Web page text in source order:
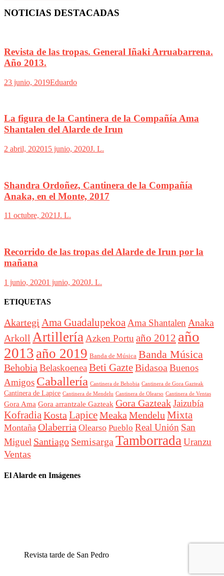
NOTICIAS DESTACADAS
Revista de las tropas. General Iñaki Arruabarrena.
Año 2013.
23 junio, 2019Eduardo
La figura de la Cantinera de la Compañía Ama
Shantalen del Alarde de Irun
2 abril, 202015 junio, 2020J. L.
Shandra Ordoñez, Cantinera de la Compañía
Anaka, en el Monte, 2017
11 octubre, 2021J. L.
Recorrido de las tropas del Alarde de Irun por la
mañana
1 junio, 20201 junio, 2020J. L.
ETIQUETAS
Akartegi Ama GuadalupekoaAma Shantalen Anaka
Arkoll ArtilleríaAzken Portu año 2012 año
2013 año 2019 Banda de Música Banda Música
BehobiaBelaskoeneaBeti GazteBidasoaBuenos
Amigos Caballería Cantinera de Behobia Cantinera de Gora Gazteak
Cantinera de Lapice Cantinera de Mendelu Cantinera de Olearso Cantinera de Ventas
Gora Ama Gora arrantzale Gazteak Gora GazteakJaizubía
KofradiaKostaLapiceMeakaMendeluMixta
Montaña Olaberria Olearso Pueblo Real Unión San
Miguel Santiago SemisargaTamborradaUranzu
Ventas
El Alarde en Imágenes
Revista tarde de San Pedro